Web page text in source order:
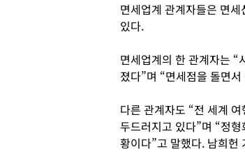
면세업계 관계자들은 면
있다.
면세업계의 한 관계자는 “
졌다”며 “면세점을 돌면
다른 관계자도 “전 세계
두드러지고 있다”며 “정
황이다”고 말했다. 남희헌